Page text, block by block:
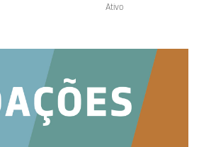
Ativo